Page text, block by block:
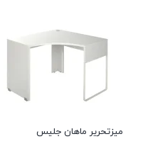
میزتحریر ماهان جلیس